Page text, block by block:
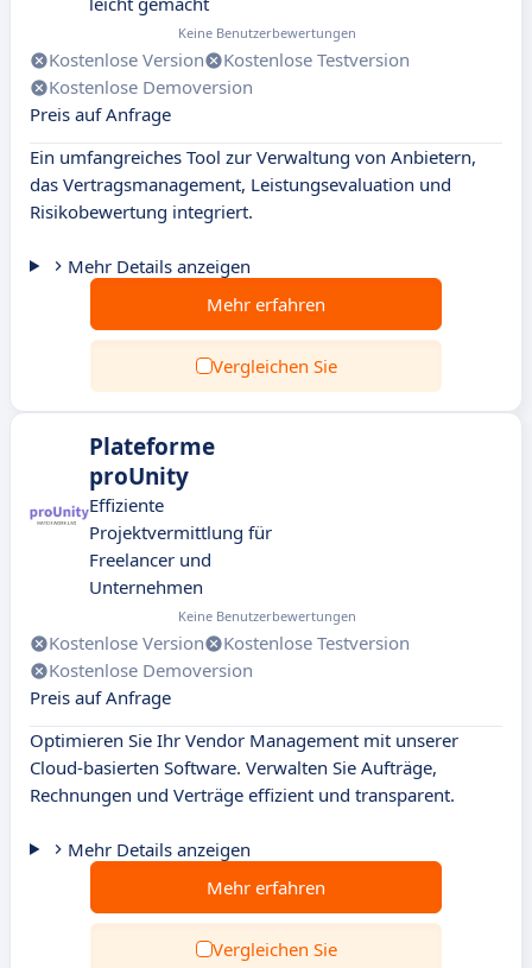
Keine Benutzerbewertungen
Kostenlose Version
Kostenlose Testversion
Kostenlose Demoversion
Preis auf Anfrage
Ein umfangreiches Tool zur Verwaltung von Anbietern,
das Vertragsmanagement, Leistungsevaluation und
Risikobewertung integriert.
Mehr Details anzeigen
Mehr erfahren
Vergleichen Sie
Plateforme
proUnity
Effiziente
Projektvermittlung für
Freelancer und
Unternehmen
Keine Benutzerbewertungen
Kostenlose Version
Kostenlose Testversion
Kostenlose Demoversion
Preis auf Anfrage
Optimieren Sie Ihr Vendor Management mit unserer
Cloud-basierten Software. Verwalten Sie Aufträge,
Rechnungen und Verträge effizient und transparent.
Mehr Details anzeigen
Mehr erfahren
Vergleichen Sie